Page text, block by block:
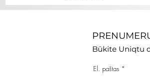
Būkite Uniqtu
El. paštas